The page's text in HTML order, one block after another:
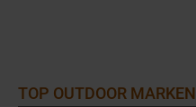
TOP OUTDOOR MARKEN